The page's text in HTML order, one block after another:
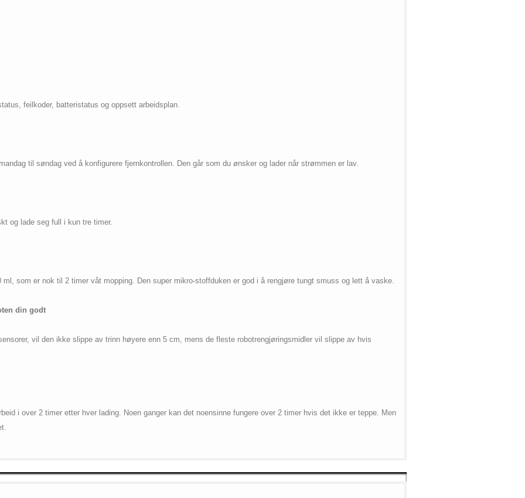
feilkoder, batteristatus og oppsett arbeidsplan.
til søndag ved å konfigurere fjernkontrollen. Den går som du ønsker og lader når strømmen er lav.
og lade seg full i kun tre timer.
ml, som er nok til 2 timer våt mopping. Den super mikro-stoffduken er god i å rengjøre tungt smuss og lett å vaske.
din godt
vil den ikke slippe av trinn høyere enn 5 cm, mens de fleste robotrengjøringsmidler vil slippe av hvis
i over 2 timer etter hver lading. Noen ganger kan det noensinne fungere over 2 timer hvis det ikke er teppe. Men